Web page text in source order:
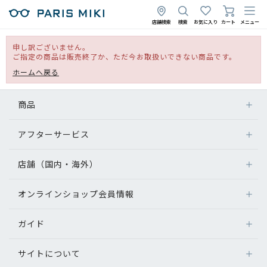
店舗検索 検索 お気に入り カート メニュー
申し訳ございません。
ご指定の商品は販売終了か、ただ今お取扱いできない商品です。
ホームへ戻る
商品
アフターサービス
店舗（国内・海外）
オンラインショップ会員情報
ガイド
サイトについて